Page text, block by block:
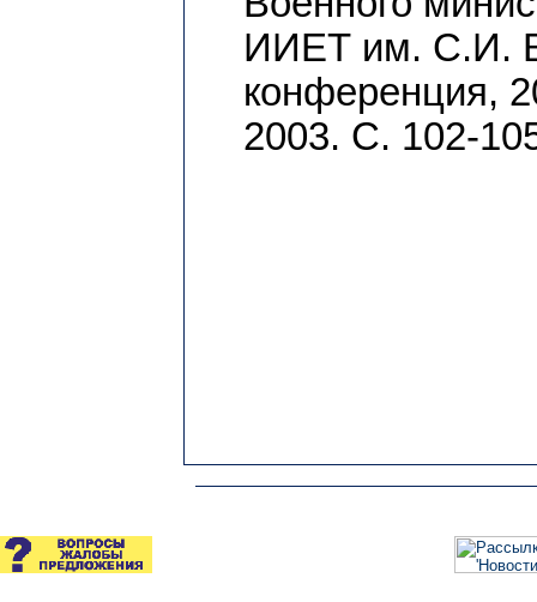
ИИЕТ им. С.И.
конференция,
2003. С. 102-